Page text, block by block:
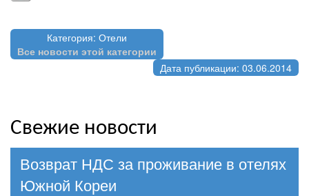
Категория: Отели
Все новости этой категории
Дата публикации: 03.06.2014
Свежие новости
Возврат НДС за проживание в отелях
Южной Кореи